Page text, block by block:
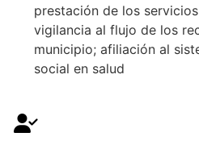
prestación de los
vigilancia al flujo de los
municipio; afiliación al
social en salud